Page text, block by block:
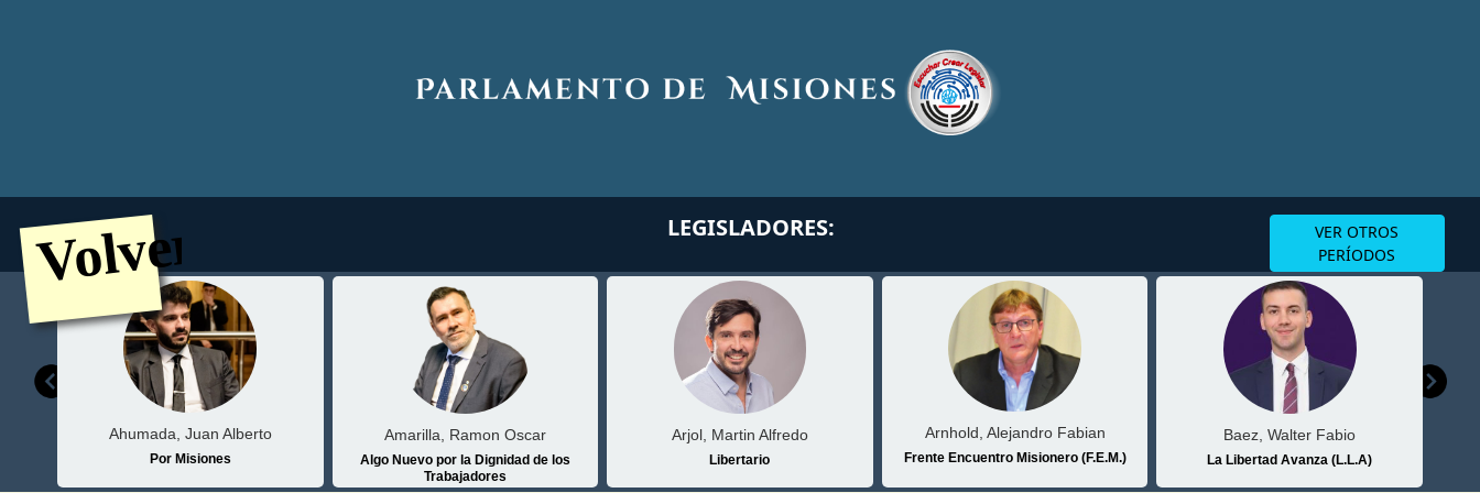
Volver LEGISLADORES:
VER OTROS
PERÍODOS
Ahumada, Juan Alberto
Por Misiones
Amarilla, Ramon Oscar
Algo Nuevo por la Dignidad de los
Trabajadores
Arjol, Martin Alfredo
Libertario
Arnhold, Alejandro Fabian
Frente Encuentro Misionero (F.E.M.)
Baez, Walter Fabio
La Libertad Avanza (L.L.A)